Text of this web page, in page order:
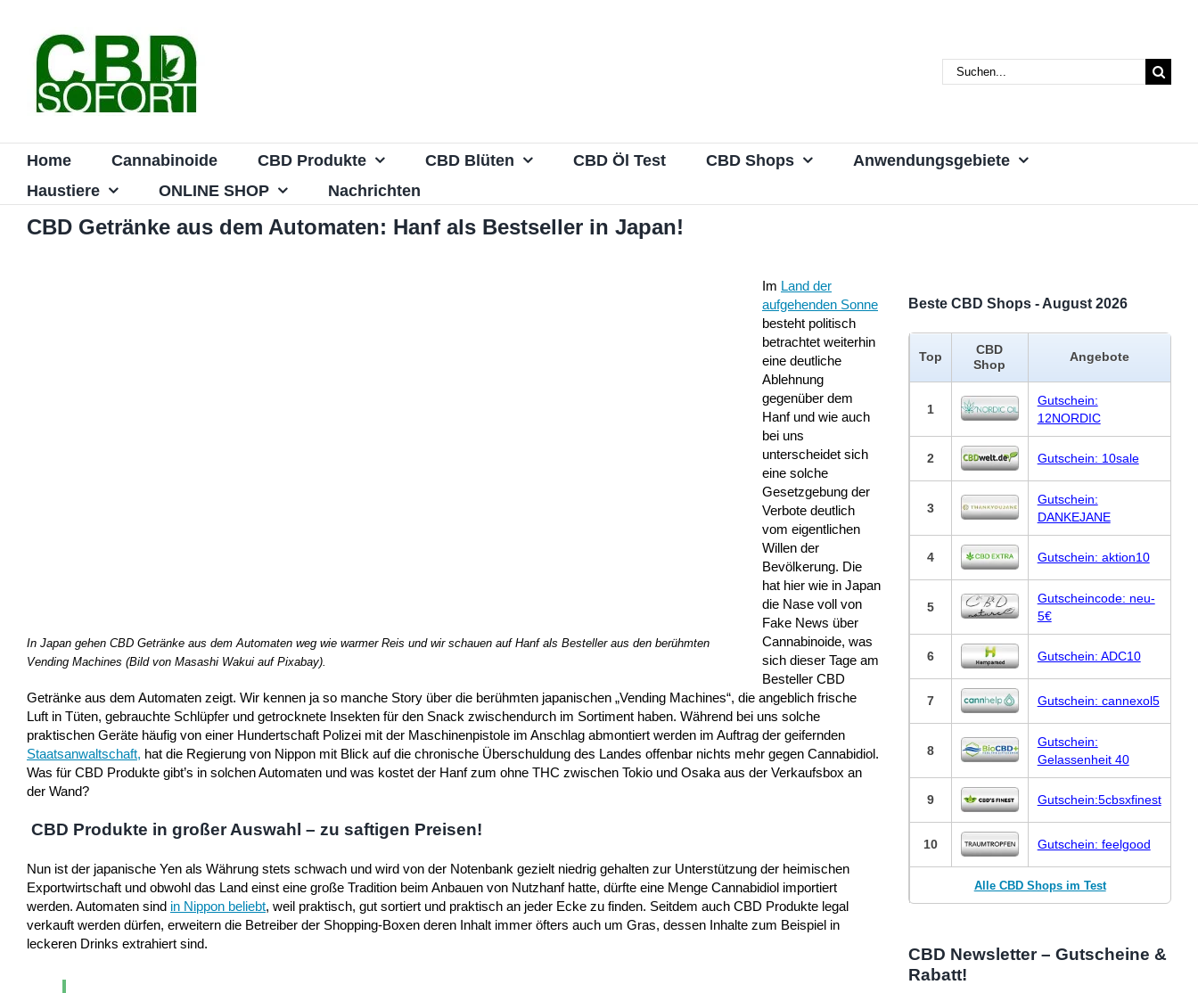
springen
Suche
nach:
Home Cannabinoide CBD Produkte CBD Blüten CBD Öl Test CBD Shops
Anwendungsgebiete
Haustiere
ONLINE SHOP Nachrichten
CBD Getränke aus dem Automaten: Hanf als Bestseller in Japan!
In Japan gehen CBD Getränke aus dem Automaten weg wie warmer Reis und wir schauen auf Hanf als Besteller aus den berühmten
Vending Machines (Bild von Masashi Wakui auf Pixabay).
Im Land der
aufgehenden Sonne
besteht politisch
betrachtet weiterhin
eine deutliche
Ablehnung
gegenüber dem
Hanf und wie auch
bei uns
unterscheidet sich
eine solche
Gesetzgebung der
Verbote deutlich
vom eigentlichen
Willen der
Bevölkerung. Die
hat hier wie in Japan
die Nase voll von
Fake News über
Cannabinoide, was
sich dieser Tage am
Besteller CBD
Getränke aus dem Automaten zeigt. Wir kennen ja so manche Story über die berühmten japanischen „Vending Machines“, die angeblich frische
Luft in Tüten, gebrauchte Schlüpfer und getrocknete Insekten für den Snack zwischendurch im Sortiment haben. Während bei uns solche
praktischen Geräte häufig von einer Hundertschaft Polizei mit der Maschinenpistole im Anschlag abmontiert werden im Auftrag der geifernden
Staatsanwaltschaft, hat die Regierung von Nippon mit Blick auf die chronische Überschuldung des Landes offenbar nichts mehr gegen Cannabidiol.
Was für CBD Produkte gibt’s in solchen Automaten und was kostet der Hanf zum ohne THC zwischen Tokio und Osaka aus der Verkaufsbox an
der Wand?
CBD Produkte in großer Auswahl – zu saftigen Preisen!
Nun ist der japanische Yen als Währung stets schwach und wird von der Notenbank gezielt niedrig gehalten zur Unterstützung der heimischen
Exportwirtschaft und obwohl das Land einst eine große Tradition beim Anbauen von Nutzhanf hatte, dürfte eine Menge Cannabidiol importiert
werden. Automaten sind in Nippon beliebt, weil praktisch, gut sortiert und praktisch an jeder Ecke zu finden. Seitdem auch CBD Produkte legal
verkauft werden dürfen, erweitern die Betreiber der Shopping-Boxen deren Inhalt immer öfters auch um Gras, dessen Inhalte zum Beispiel in
leckeren Drinks extrahiert sind.
Beste CBD Shops - August 2026
Top
CBD
Shop
Angebote
1
Gutschein:
12NORDIC
2 Gutschein: 10sale
3
Gutschein:
DANKEJANE
4 Gutschein: aktion10
5
Gutscheincode: neu-
5€
6 Gutschein: ADC10
7 Gutschein: cannexol5
8
Gutschein:
Gelassenheit 40
9 Gutschein:5cbsxfinest
10 Gutschein: feelgood
Alle CBD Shops im Test
CBD Newsletter – Gutscheine &
Rabatt!